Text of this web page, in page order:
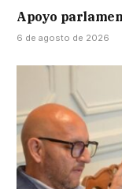
Apoyo
6 de agosto de 2026